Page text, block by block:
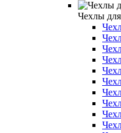
Чехлы